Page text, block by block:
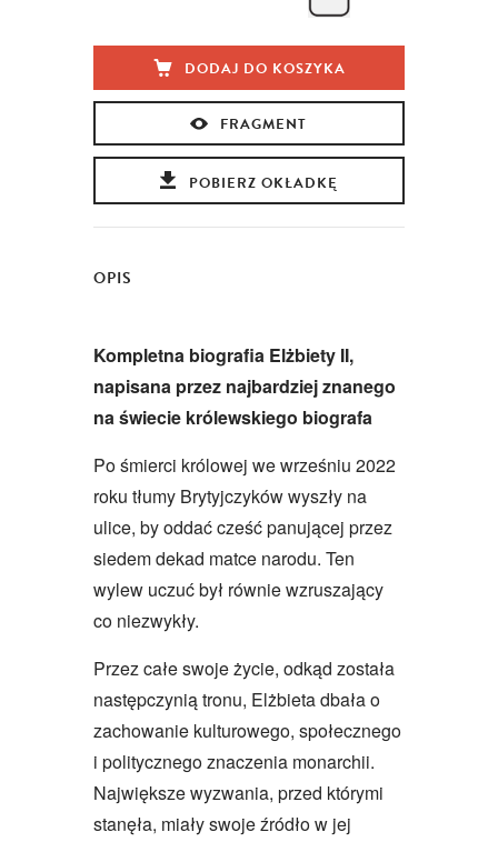
DODAJ DO KOSZYKA
FRAGMENT
POBIERZ OKŁADKĘ
OPIS
Kompletna biografia Elżbiety II,
napisana przez najbardziej znanego
na świecie królewskiego biografa
Po śmierci królowej we wrześniu 2022
roku tłumy Brytyjczyków wyszły na
ulice, by oddać cześć panującej przez
siedem dekad matce narodu. Ten
wylew uczuć był równie wzruszający
co niezwykły.
Przez całe swoje życie, odkąd została
następczynią tronu, Elżbieta dbała o
zachowanie kulturowego, społecznego
i politycznego znaczenia monarchii.
Największe wyzwania, przed którymi
stanęła, miały swoje źródło w jej